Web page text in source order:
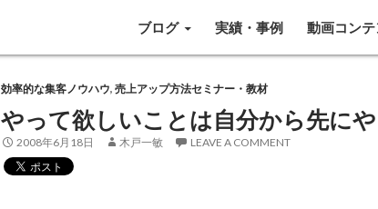
ブログ
実績・事例 動画コンテ
効率的な集客ノウハウ, 売上アップ方法セミナー・教材
やって欲しいことは自分から先にや
2008年6月18日 木戸一敏 LEAVE A COMMENT